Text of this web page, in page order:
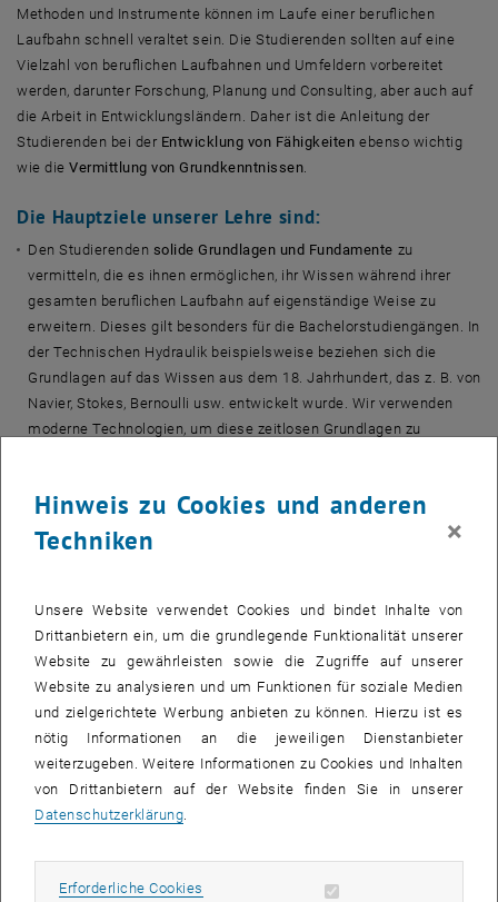
Methoden und Instrumente können im Laufe einer beruflichen
Laufbahn schnell veraltet sein. Die Studierenden sollten auf eine
Vielzahl von beruflichen Laufbahnen und Umfeldern vorbereitet
werden, darunter Forschung, Planung und Consulting, aber auch auf
die Arbeit in Entwicklungsländern. Daher ist die Anleitung der
Studierenden bei der Entwicklung von Fähigkeiten ebenso wichtig
wie dieVermittlung von Grundkenntnissen.
Die Hauptziele unserer Lehre sind:
Den Studierenden solide Grundlagen und Fundamente zu
vermitteln, die es ihnen ermöglichen, ihr Wissen während ihrer
gesamten beruflichen Laufbahn auf eigenständige Weise zu
erweitern. Dieses gilt besonders für die Bachelorstudiengängen. In
der Technischen Hydraulik beispielsweise beziehen sich die
Grundlagen auf das Wissen aus dem 18. Jahrhundert, das z. B. von
Navier, Stokes, Bernoulli usw. entwickelt wurde. Wir verwenden
moderne Technologien, um diese zeitlosen Grundlagen zu
Motivation der Studierenden durch die Betonung des Bezugs zu
Problemen, die in der Beratung oder Forschung auftreten.
wecken. Unser Unterricht besteht nicht nur aus Theorie, sondern
praktischen Projekten und Exkursionen
Den Studierenden sollen
Fähigkeiten und Methoden zur
Problemlösung
vermittelt werden. Dazu gehören die Entwicklung
einer Strategie, die Interpretation von Ergebnisse, die Arbeit im
Team sowie die Ergebnispräsentation und die Berichterstattung.
Den Studierenden soll beigebracht werden,
lernen, wie sie Wissen, Technologie, Werkzeuge, Informationen
und Daten nutzen und interpretieren können, die typischerweise
Hinweis zu Cookies und anderen
Techniken
×
Unsere Website verwendet Cookies und bindet Inhalte von
Drittanbietern ein, um die grundlegende Funktionalität unserer
Website zu gewährleisten sowie die Zugriffe auf unserer
Website zu analysieren und um Funktionen für soziale Medien
und zielgerichtete Werbung anbieten zu können. Hierzu ist es
nötig Informationen an die jeweiligen Dienstanbieter
weiterzugeben. Weitere Informationen zu Cookies und Inhalten
von Drittanbietern auf der Website finden Sie in unserer
Datenschutzerklärung
Erforderliche Cookies Erforderliche Cookies zulassen